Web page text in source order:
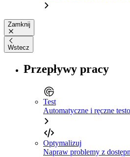
Zamknij
Wstecz
Przepływy pracy
Test
Automatyczne i ręczne
Optymalizuj
Napraw problemy z